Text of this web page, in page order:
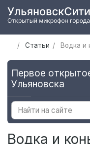
Статьи Водка и
Первое
Ульяновска
Водка и